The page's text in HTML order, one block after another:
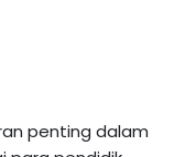
penting dalam